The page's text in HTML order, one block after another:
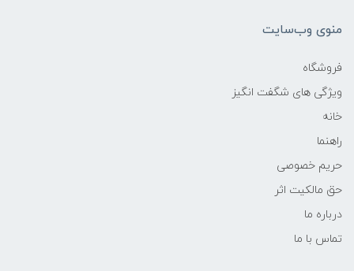
منوی وب‌سایت
فروشگاه
ویژگی های شگفت انگیز
خانه
راهنما
حریم خصوصی
حق مالکیت اثر
درباره ما
تماس با ما